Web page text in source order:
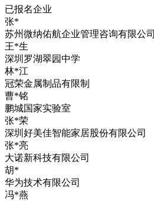
已报名企业
张*
苏州微纳佑航企业管理咨询有限公司
王*生
深圳罗湖翠园中学
林*江
冠荣金属制品有限制
曹*铭
鹏城国家实验室
张*荣
深圳好美佳智能家居股份有限公司
张*亮
大诺新科技有限公司
胡*
华为技术有限公司
冯*燕